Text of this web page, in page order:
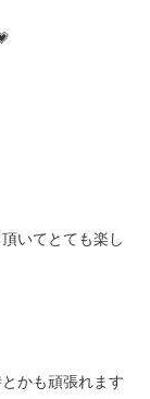
いてとても楽し
かも頑張れます